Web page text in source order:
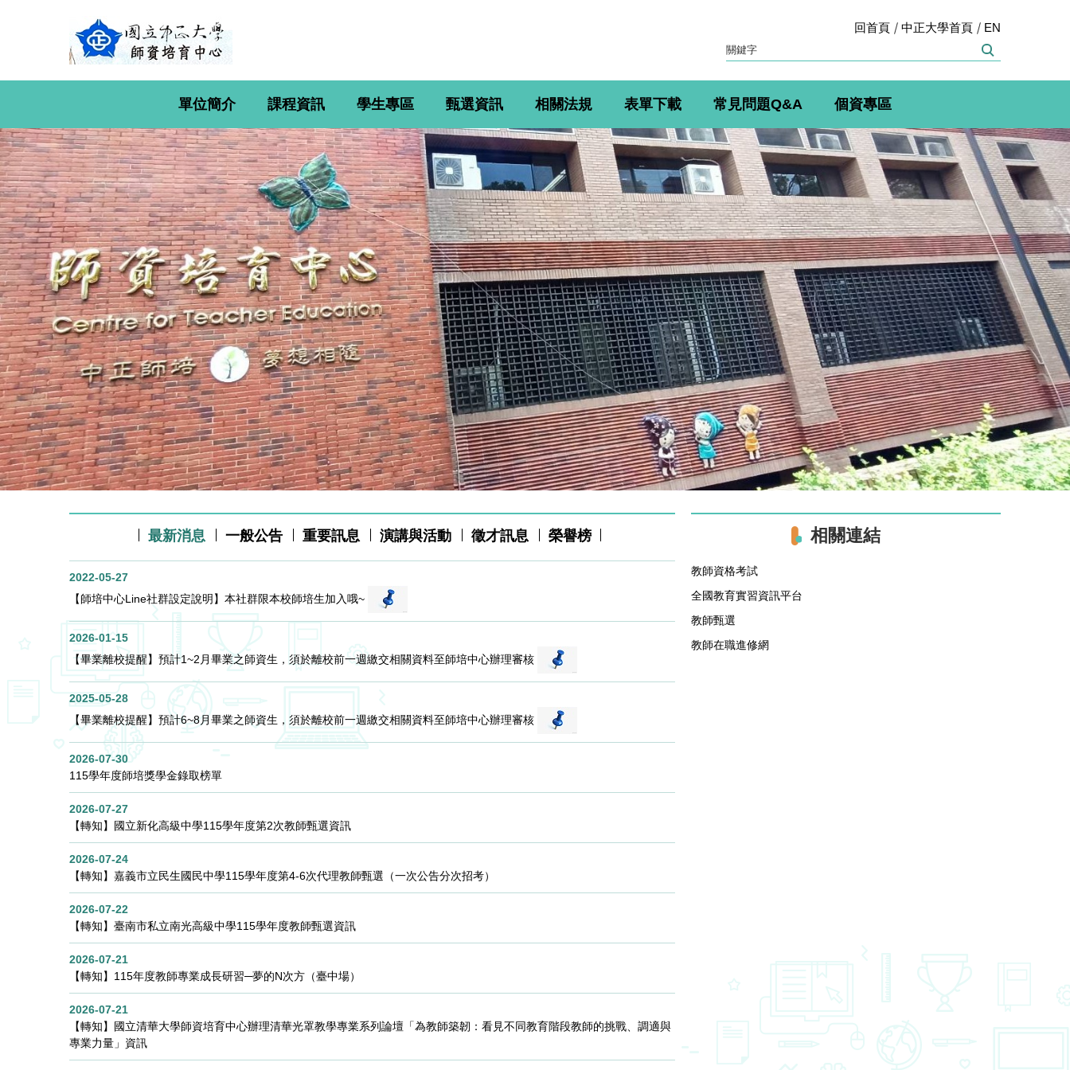
內
回首頁 中正大學首頁 EN
單位簡介 課程資訊 學生專區 甄選資訊 相關法規 表單下載 常見問題Q&A 個資專區
最新消息 一般公告 重要訊息 演講與活動 徵才訊息 榮譽榜
2022-05-27
【師培中心Line社群設定說明】本社群限本校師培生加入哦~
2026-01-15
【畢業離校提醒】預計1~2月畢業之師資生，須於離校前一週繳交相關資料至師培中心辦理審核
2025-05-28
【畢業離校提醒】預計6~8月畢業之師資生，須於離校前一週繳交相關資料至師培中心辦理審核
2026-07-30
115學年度師培獎學金錄取榜單
2026-07-27
【轉知】國立新化高級中學115學年度第2次教師甄選資訊
2026-07-24
【轉知】嘉義市立民生國民中學115學年度第4-6次代理教師甄選（一次公告分次招考）
2026-07-22
【轉知】臺南市私立南光高級中學115學年度教師甄選資訊
2026-07-21
【轉知】115年度教師專業成長研習─夢的N次方（臺中場）
2026-07-21
【轉知】國立清華大學師資培育中心辦理清華光罩教學專業系列論壇「為教師築韌：看見不同教育階段教師的挑戰、調適與
專業力量」資訊
相關連結
教師資格考試
全國教育實習資訊平台
教師甄選
教師在職進修網